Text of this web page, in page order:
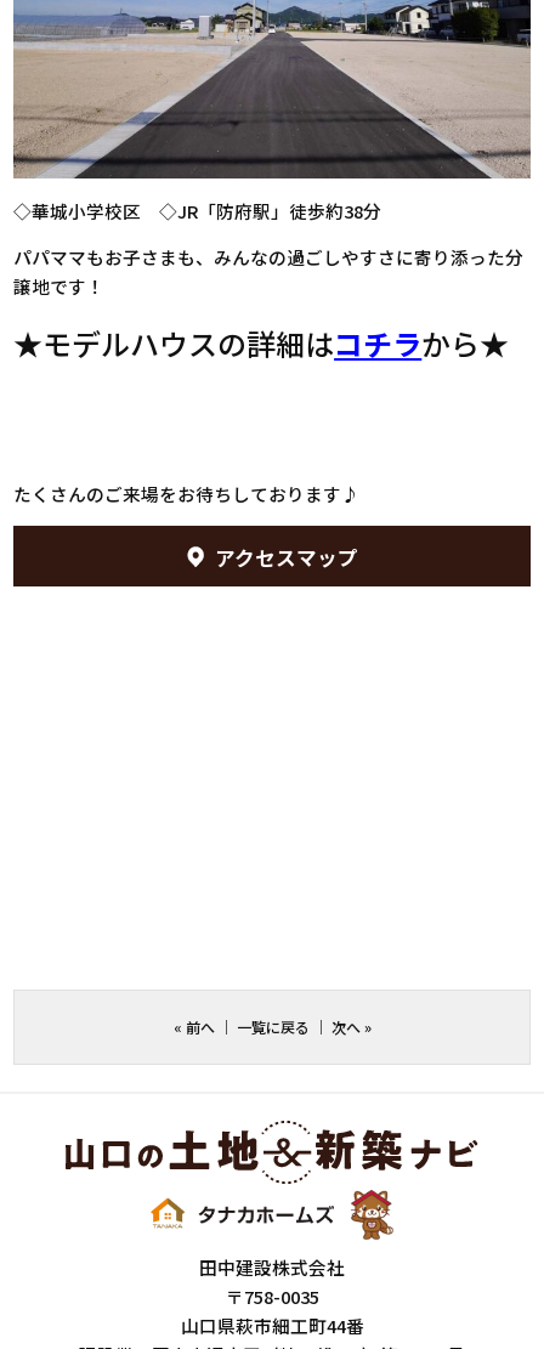
◇華城小学校区 ◇JR「防府駅」徒歩約38分
パパママもお子さまも、みんなの過ごしやすさに寄り添った分
譲地です！
★モデルハウスの詳細はコチラから★
たくさんのご来場をお待ちしております♪
アクセスマップ
« 前へ｜ 一覧に戻る ｜ 次へ»
田中建設株式会社
〒758-0035
山口県萩市細工町44番